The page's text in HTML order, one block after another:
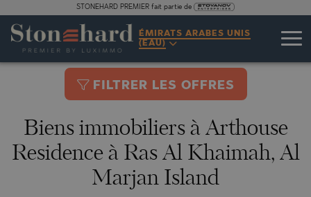
STONEHARD PREMIER fait partie de
ÉMIRATS ARABES UNIS
(EAU)
FILTRER LES OFFRES
Biens immobiliers à Arthouse
Residence à Ras Al Khaimah, Al
Marjan Island